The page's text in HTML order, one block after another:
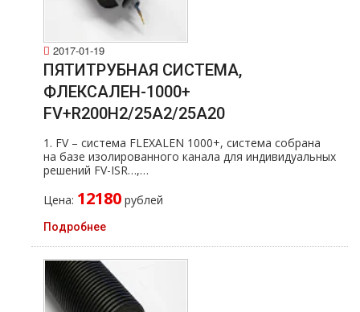
2017-01-19
ПЯТИТРУБНАЯ СИСТЕМА,
ФЛЕКСАЛЕН-1000+
FV+R200H2/25A2/25A20
1. FV – система FLEXALEN 1000+, система собрана
на базе изолированного канала для индивидуальных
решений FV-ISR…,…
Цена: 12180 рублей
Подробнее